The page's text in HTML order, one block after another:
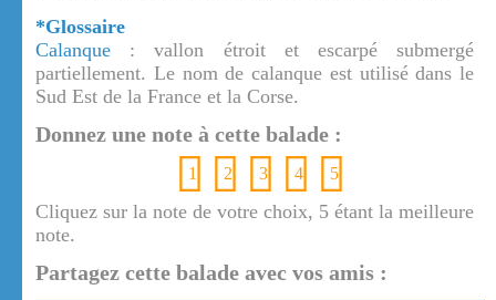
*Glossaire
Calanque : vallon étroit et escarpé submergé
partiellement. Le nom de calanque est utilisé dans le
Sud Est de la France et la Corse.
Donnez une note à cette balade :
1 2 3 4 5
Cliquez sur la note de votre choix, 5 étant la meilleure
note.
Partagez cette balade avec vos amis :